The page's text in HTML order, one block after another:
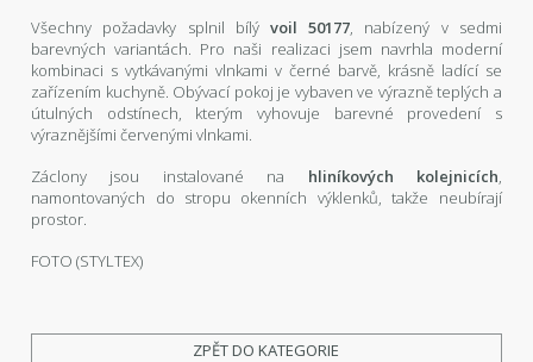
Všechny požadavky splnil bílý voil 50177, nabízený v sedmi
barevných variantách. Pro naši realizaci jsem navrhla moderní
kombinaci s vytkávanými vlnkami v černé barvě, krásně ladící se
zařízením kuchyně. Obývací pokoj je vybaven ve výrazně teplých a
útulných odstínech, kterým vyhovuje barevné provedení s
výraznějšími červenými vlnkami.
Záclony jsou instalované na hliníkových kolejnicích,
namontovaných do stropu okenních výklenků, takže neubírají
prostor.
FOTO (STYLTEX)
ZPĚT DO KATEGORIE